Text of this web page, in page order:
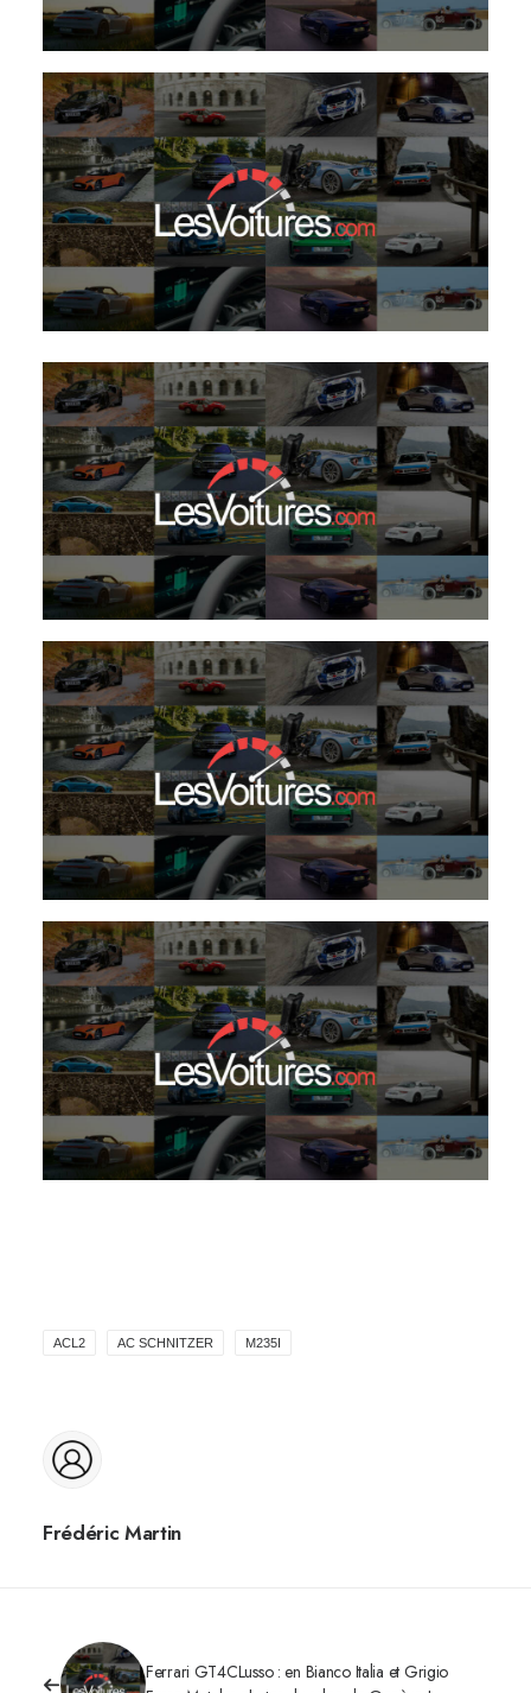
ACL2 AC SCHNITZER M235I
Frédéric Martin
Ferrari GT4CLusso : en Bianco Italia et Grigio